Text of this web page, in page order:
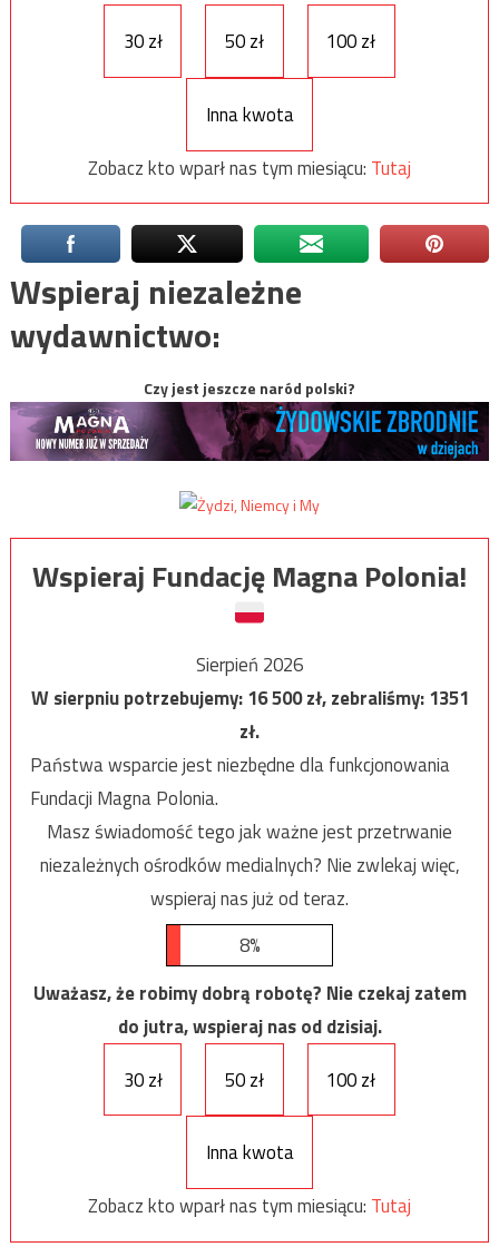
30 zł 50 zł 100 zł
Inna kwota
Zobacz kto wparł nas tym miesiącu: Tutaj
Wspieraj niezależne
wydawnictwo:
Czy jest jeszcze naród polski?
Wspieraj Fundację Magna Polonia!
Sierpień 2026
W sierpniu potrzebujemy:16 500zł, zebraliśmy:1351
zł.
Państwa wsparcie jest niezbędne dla funkcjonowania
Fundacji Magna Polonia.
Masz świadomość tego jak ważne jest przetrwanie
niezależnych ośrodków medialnych? Nie zwlekaj więc,
wspieraj nas już od teraz.
8%
Uważasz, że robimy dobrą robotę? Nie czekaj zatem
do jutra, wspieraj nas od dzisiaj.
30 zł
50 zł 100 zł
Inna kwota
Zobacz kto wparł nas tym miesiącu: Tutaj